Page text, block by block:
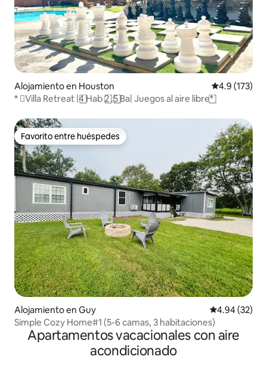
Alojamiento en Houston Calificación
4.9 (173)
* ️⃣Villa Retreat |4️ ⃣Hab 2️ ⃣.5️ ⃣Ba| Juegos al aire libre*️ ⃣
Favorito entre huéspedes
Favorito entre huéspedes
Alojamiento en Guy Calificación
4.94 (32)
Simple Cozy Home#1 (5-6 camas, 3 habitaciones)
Apartamentos vacacionales con aire
acondicionado